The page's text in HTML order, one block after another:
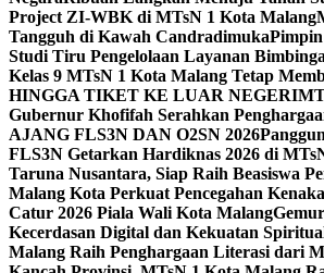
Project ZI-WBK di MTsN 1 Kota Malang
Tangguh di Kawah Candradimuka
Studi Tiru Pengelolaan Layanan
Kelas 9 MTsN 1 Kota Malang Tetap
HINGGA TIKET KE LUAR NEGERI
Gubernur Khofifah Serahkan
AJANG FLS3N DAN O2SN 2026
FLS3N Getarkan Hardiknas 2026 di
Taruna Nusantara, Siap Raih Beasiswa
Malang Kota Perkuat Pencegahan
Catur 2026 Piala Wali Kota Malang
Kecerdasan Digital dan Kekuatan
Malang Raih Penghargaan Literasi dari